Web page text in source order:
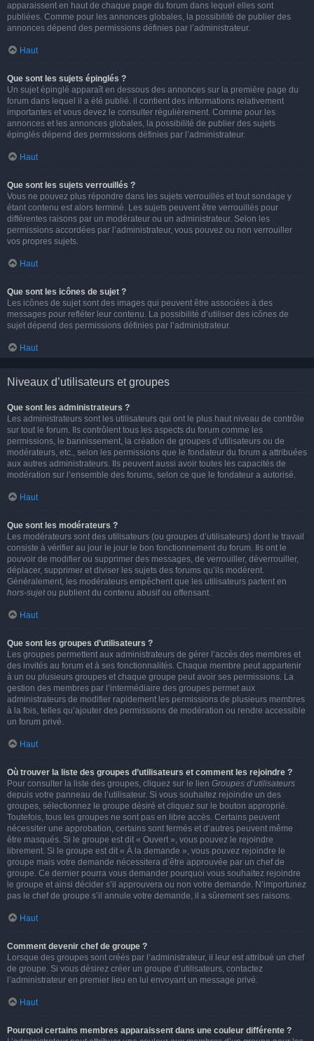
apparaissent en haut de chaque page du forum dans lequel elles sont
publiées. Comme pour les annonces globales, la possibilité de publier des
annonces dépend des permissions définies par l’administrateur.
Haut
Que sont les sujets épinglés ?
Un sujet épinglé apparaît en dessous des annonces sur la première page du
forum dans lequel il a été publié. il contient des informations relativement
importantes et vous devez le consulter régulièrement. Comme pour les
annonces et les annonces globales, la possibilité de publier des sujets
épinglés dépend des permissions définies par l’administrateur.
Haut
Que sont les sujets verrouillés ?
Vous ne pouvez plus répondre dans les sujets verrouillés et tout sondage y
étant contenu est alors terminé. Les sujets peuvent être verrouillés pour
différentes raisons par un modérateur ou un administrateur. Selon les
permissions accordées par l’administrateur, vous pouvez ou non verrouiller
vos propres sujets.
Haut
Que sont les icônes de sujet ?
Les icônes de sujet sont des images qui peuvent être associées à des
messages pour refléter leur contenu. La possibilité d’utiliser des icônes de
sujet dépend des permissions définies par l’administrateur.
Haut
Niveaux d’utilisateurs et groupes
Que sont les administrateurs ?
Les administrateurs sont les utilisateurs qui ont le plus haut niveau de contrôle
sur tout le forum. Ils contrôlent tous les aspects du forum comme les
permissions, le bannissement, la création de groupes d’utilisateurs ou de
modérateurs, etc., selon les permissions que le fondateur du forum a attribuées
aux autres administrateurs. Ils peuvent aussi avoir toutes les capacités de
modération sur l’ensemble des forums, selon ce que le fondateur a autorisé.
Haut
Que sont les modérateurs ?
Les modérateurs sont des utilisateurs (ou groupes d’utilisateurs) dont le travail
consiste à vérifier au jour le jour le bon fonctionnement du forum. Ils ont le
pouvoir de modifier ou supprimer des messages, de verrouiller, déverrouiller,
déplacer, supprimer et diviser les sujets des forums qu’ils modèrent.
Généralement, les modérateurs empêchent que les utilisateurs partent en
hors-sujetou publient du contenu abusif ou offensant.
Haut
Que sont les groupes d’utilisateurs ?
Les groupes permettent aux administrateurs de gérer l’accès des membres et
des invités au forum et à ses fonctionnalités. Chaque membre peut appartenir
à un ou plusieurs groupes et chaque groupe peut avoir ses permissions. La
gestion des membres par l’intermédiaire des groupes permet aux
administrateurs de modifier rapidement les permissions de plusieurs membres
à la fois, telles qu’ajouter des permissions de modération ou rendre accessible
un forum privé.
Haut
Où trouver la liste des groupes d’utilisateurs et comment les rejoindre ?
Pour consulter la liste des groupes, cliquez sur le lien Groupes d’utilisateurs
depuis votre panneau de l’utilisateur. Si vous souhaitez rejoindre un des
groupes, sélectionnez le groupe désiré et cliquez sur le bouton approprié.
Toutefois, tous les groupes ne sont pas en libre accès. Certains peuvent
nécessiter une approbation, certains sont fermés et d’autres peuvent même
être masqués. Si le groupe est dit « Ouvert », vous pouvez le rejoindre
librement. Si le groupe est dit « À la demande », vous pouvez rejoindre le
groupe mais votre demande nécessitera d’être approuvée par un chef de
groupe. Ce dernier pourra vous demander pourquoi vous souhaitez rejoindre
le groupe et ainsi décider s’il approuvera ou non votre demande. N’importunez
pas le chef de groupe s’il annule votre demande, il a sûrement ses raisons.
Haut
Comment devenir chef de groupe ?
Lorsque des groupes sont créés par l’administrateur, il leur est attribué un chef
de groupe. Si vous désirez créer un groupe d’utilisateurs, contactez
l’administrateur en premier lieu en lui envoyant un message privé.
Haut
Pourquoi certains membres apparaissent dans une couleur différente ?